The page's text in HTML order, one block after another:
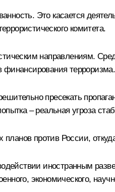
Это касается
комитета.
направлениям.
финансирования терроризма.
пресекать
– реальная угроза
против России,
иностранным
экономического,